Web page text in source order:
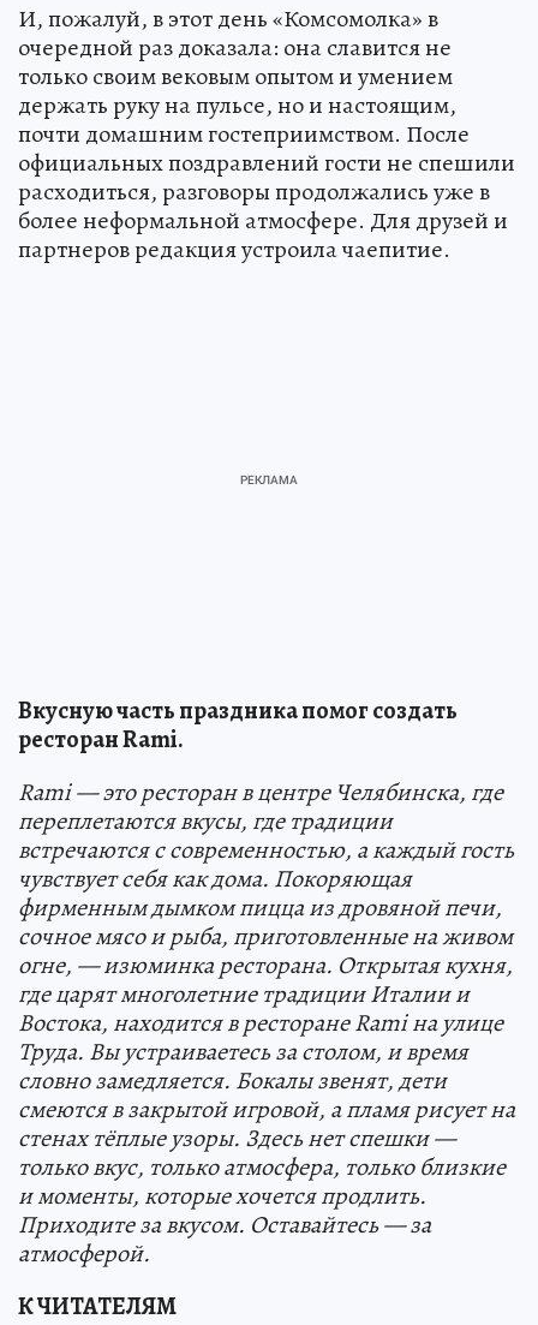
И, пожалуй, в этот день «Комсомолка» в
очередной раз доказала: она славится не
только своим вековым опытом и умением
держать руку на пульсе, но и настоящим,
почти домашним гостеприимством. После
официальных поздравлений гости не спешили
расходиться, разговоры продолжались уже в
более неформальной атмосфере. Для друзей и
партнеров редакция устроила чаепитие.
Вкусную часть праздника помог создать
ресторан Rami.
Rami — это ресторан в центре Челябинска, где
переплетаются вкусы, где традиции
встречаются с современностью, а каждый гость
чувствует себя как дома. Покоряющая
фирменным дымком пицца из дровяной печи,
сочное мясо и рыба, приготовленные на живом
огне, — изюминка ресторана. Открытая кухня,
где царят многолетние традиции Италии и
Востока, находится в ресторане Rami на улице
Труда. Вы устраиваетесь за столом, и время
словно замедляется. Бокалы звенят, дети
смеются в закрытой игровой, а пламя рисует на
стенах тёплые узоры. Здесь нет спешки —
только вкус, только атмосфера, только близкие
и моменты, которые хочется продлить.
Приходите за вкусом. Оставайтесь — за
атмосферой.
К ЧИТАТЕЛЯМ